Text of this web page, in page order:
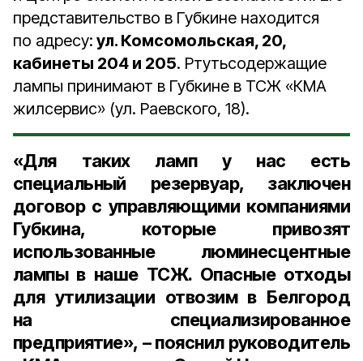
представительство в Губкине находится
по адресу: ул. Комсомольская, 20,
кабинеты 204 и 205. Ртутьсодержащие
лампы принимают в Губкине в ТСЖ «КМА
жилсервис» (ул. Раевского, 18).
«Для таких ламп у нас есть
специальный резервуар, заключен
договор с управляющими компаниями
Губкина, которые привозят
использованные люминесцентные
лампы в наше ТСЖ. Опасные отходы
для утилизации отвозим в Белгород
на специализированное
предприятие», – пояснилруководитель